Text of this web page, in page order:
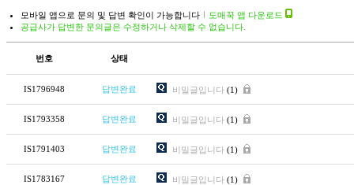
모바일 앱으로 문의 및 답변 확인이 가능합니다
도매꾹 앱 다운로드
공급사가 답변한 문의글은 수정하거나 삭제할 수 없습니다.
번호 상태
IS1796948 답변완료 비밀글입니다 (1)
IS1793358 답변완료 비밀글입니다 (1)
IS1791403 답변완료 비밀글입니다 (1)
IS1783167 답변완료 비밀글입니다 (1)